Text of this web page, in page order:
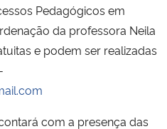
Pedagógicos em
da professora Neila
e podem ser realizadas
com a presença das